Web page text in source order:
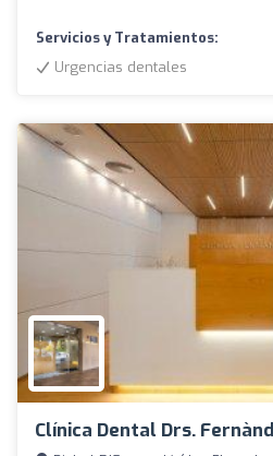
Servicios y Tratamientos:
Urgencias dentales
Clínica Dental Drs.